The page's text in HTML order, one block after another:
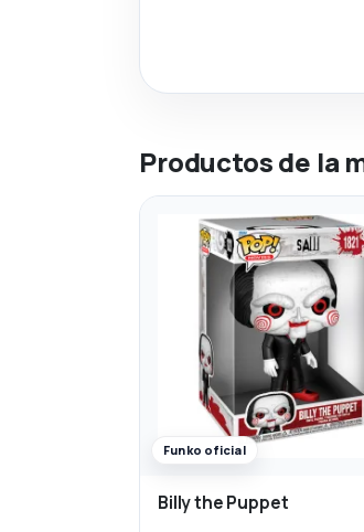
Productos de la
Funko oficial
Billy the Puppet